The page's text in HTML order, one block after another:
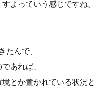
よっていう感じですね。
たんで、
あれば、
とか置かれている状況と